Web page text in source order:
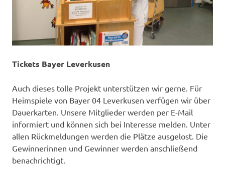
Tickets Bayer Leverkusen
Auch dieses tolle Projekt unterstützen wir gerne. Für
Heimspiele von Bayer 04 Leverkusen verfügen wir über
Dauerkarten. Unsere Mitglieder werden per E-Mail
informiert und können sich bei Interesse melden. Unter
allen Rückmeldungen werden die Plätze ausgelost. Die
Gewinnerinnen und Gewinner werden anschließend
benachrichtigt.